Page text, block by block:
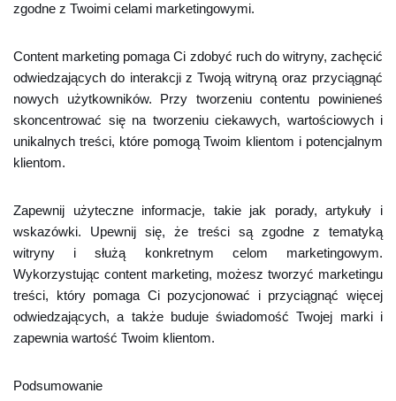
zgodne z Twoimi celami marketingowymi.
Content marketing pomaga Ci zdobyć ruch do witryny, zachęcić
odwiedzających do interakcji z Twoją witryną oraz przyciągnąć
nowych użytkowników. Przy tworzeniu contentu powinieneś
skoncentrować się na tworzeniu ciekawych, wartościowych i
unikalnych treści, które pomogą Twoim klientom i potencjalnym
klientom.
Zapewnij użyteczne informacje, takie jak porady, artykuły i
wskazówki. Upewnij się, że treści są zgodne z tematyką
witryny i służą konkretnym celom marketingowym.
Wykorzystując content marketing, możesz tworzyć marketingu
treści, który pomaga Ci pozycjonować i przyciągnąć więcej
odwiedzających, a także buduje świadomość Twojej marki i
zapewnia wartość Twoim klientom.
Podsumowanie